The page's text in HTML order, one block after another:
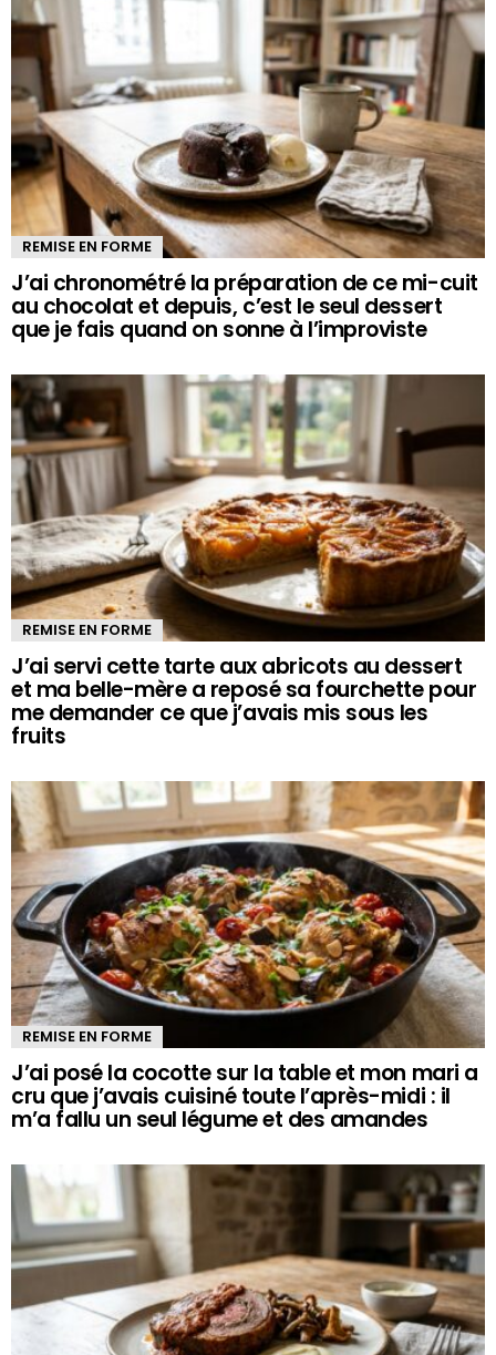
REMISE EN FORME
J’ai chronométré la préparation de ce mi-cuit
au chocolat et depuis, c’est le seul dessert
que je fais quand on sonne à l’improviste
REMISE EN FORME
J’ai servi cette tarte aux abricots au dessert
et ma belle-mère a reposé sa fourchette pour
me demander ce que j’avais mis sous les
fruits
REMISE EN FORME
J’ai posé la cocotte sur la table et mon mari a
cru que j’avais cuisiné toute l’après-midi : il
m’a fallu un seul légume et des amandes